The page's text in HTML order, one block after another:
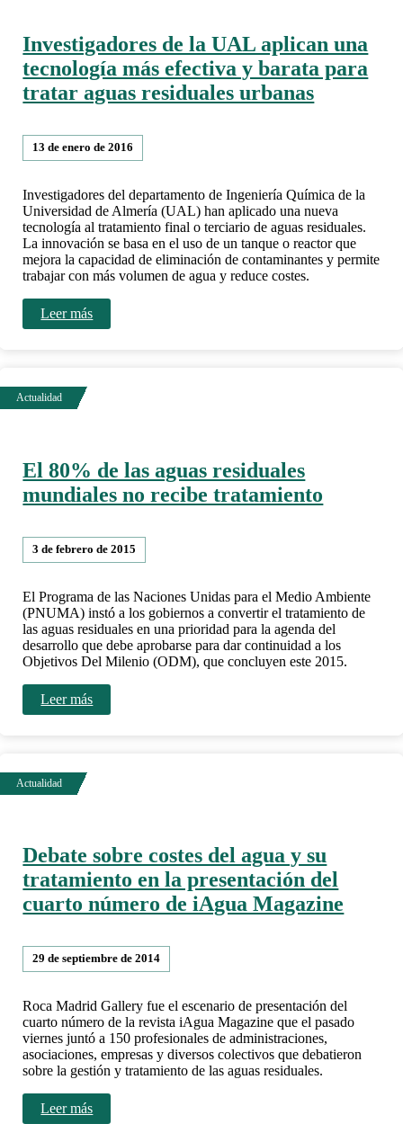
Investigadores de la UAL aplican una
tecnología más efectiva y barata para
tratar aguas residuales urbanas
13 de enero de 2016
Investigadores del departamento de Ingeniería Química de la
Universidad de Almería (UAL) han aplicado una nueva
tecnología al tratamiento final o terciario de aguas residuales.
La innovación se basa en el uso de un tanque o reactor que
mejora la capacidad de eliminación de contaminantes y permite
trabajar con más volumen de agua y reduce costes.
Leer más
El 80% de las aguas residuales
mundiales no recibe tratamiento
3 de febrero de 2015
El Programa de las Naciones Unidas para el Medio Ambiente
(PNUMA) instó a los gobiernos a convertir el tratamiento de
las aguas residuales en una prioridad para la agenda del
desarrollo que debe aprobarse para dar continuidad a los
Objetivos Del Milenio (ODM), que concluyen este 2015.
Leer más
Debate sobre costes del agua y su
tratamiento en la presentación del
cuarto número de iAgua Magazine
29 de septiembre de 2014
Roca Madrid Gallery fue el escenario de presentación del
cuarto número de la revista iAgua Magazine que el pasado
viernes juntó a 150 profesionales de administraciones,
asociaciones, empresas y diversos colectivos que debatieron
sobre la gestión y tratamiento de las aguas residuales.
Leer más